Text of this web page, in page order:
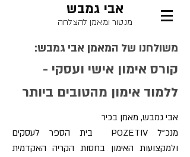
אבי גמבש
מנטור ומאמן להצלחה
משולחנו של המאמן אבי גמבש:
קורס אימון אישי ועסקי -
ללמוד אימון מהטובים ביותר
אבי גמבש, מאמן בכיר
מנכ"ל POZETIV בית הספר לעסקים
ולמקצועות האימון בחסות הקריה האקדמית